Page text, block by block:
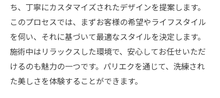
ョン
パリエク体験者が語る恵比寿での驚きの変身ビ
フォー・アフター
体験者のビフォー・アフターで見る劇的な
変化
施術前後の自信の変化を語る声
ち、丁寧にカスタマイズされたデザインを提案します。
このプロセスでは、まずお客様の希望やライフスタイル
を伺い、それに基づいて最適なスタイルを決定します。
施術中はリラックスした環境で、安心してお任せいただ
けるのも魅力の一つです。パリエクを通じて、洗練され
た美しさを体験することができます。